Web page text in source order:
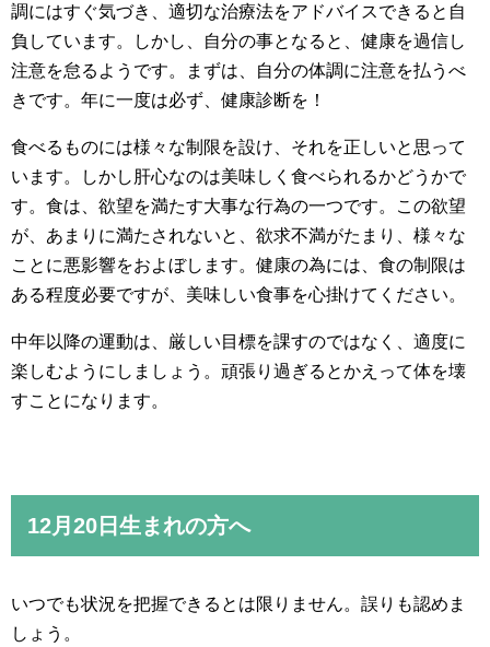
調にはすぐ気づき、適切な治療法をアドバイスできると自
負しています。しかし、自分の事となると、健康を過信し
注意を怠るようです。まずは、自分の体調に注意を払うべ
きです。年に一度は必ず、健康診断を！
食べるものには様々な制限を設け、それを正しいと思って
います。しかし肝心なのは美味しく食べられるかどうかで
す。食は、欲望を満たす大事な行為の一つです。この欲望
が、あまりに満たされないと、欲求不満がたまり、様々な
ことに悪影響をおよぼします。健康の為には、食の制限は
ある程度必要ですが、美味しい食事を心掛けてください。
中年以降の運動は、厳しい目標を課すのではなく、適度に
楽しむようにしましょう。頑張り過ぎるとかえって体を壊
すことになります。
12月20日生まれの方へ
いつでも状況を把握できるとは限りません。誤りも認めま
しょう。